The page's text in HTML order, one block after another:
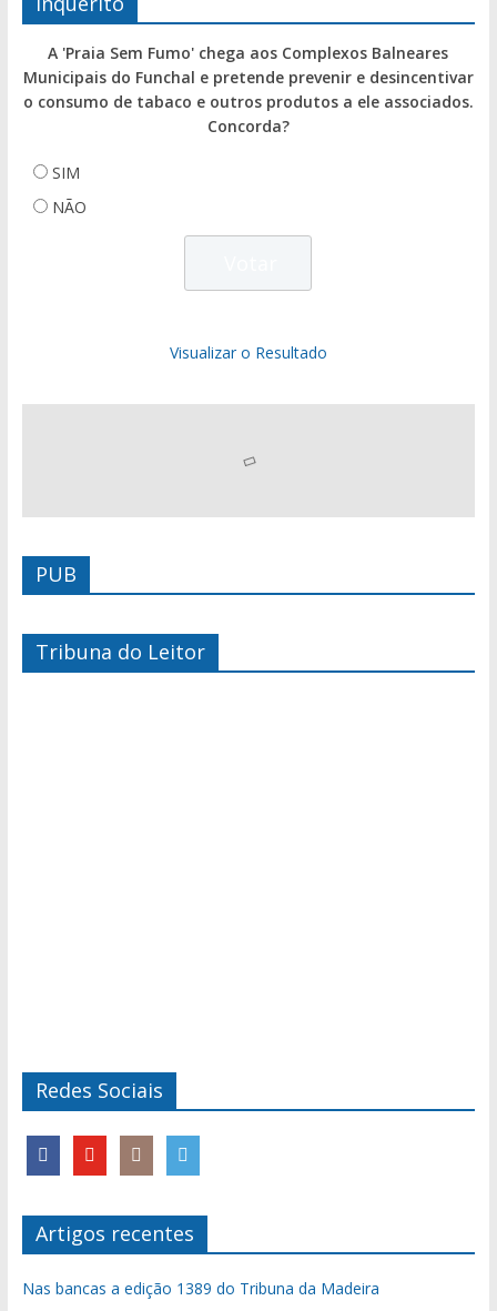
A 'Praia Sem Fumo' chega aos Complexos Balneares
Municipais do Funchal e pretende prevenir e desincentivar
o consumo de tabaco e outros produtos a ele associados.
Concorda?
SIM
NÃO
Visualizar o Resultado
PUB
Tribuna do Leitor
Redes Sociais
Artigos recentes
Nas bancas a edição 1389 do Tribuna da Madeira